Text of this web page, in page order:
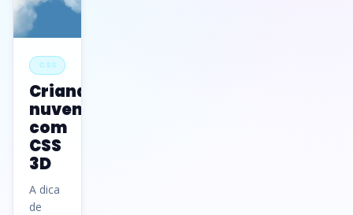
CSS
Criando
nuvens
com
CSS
3D
A dica
de